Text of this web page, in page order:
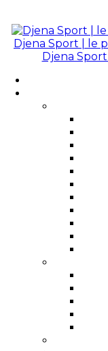
Djena Sport | le
Djena